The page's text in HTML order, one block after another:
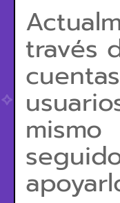
través